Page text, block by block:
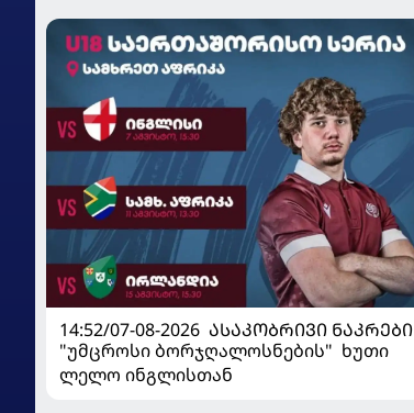
14:52/07-08-2026 ᲐᲡᲐᲙᲝᲑᲠᲘᲕᲘ ᲜᲐᲙᲠᲔᲑᲘ
"უმცროსი ბორჯღალოსნების" ხუთი
ლელო ინგლისთან